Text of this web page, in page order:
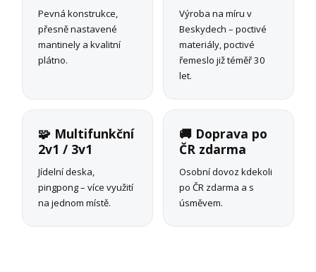
Pevná konstrukce,
přesně nastavené
mantinely a kvalitní
plátno.
Výroba na míru v
Beskydech – poctivé
materiály, poctivé
řemeslo již téměř 30
let.
🧩 Multifunkční
2v1 / 3v1
Jídelní deska,
pingpong – více využití
na jednom místě.
🚚 Doprava po
ČR zdarma
Osobní dovoz kdekoli
po ČR zdarma a s
úsměvem.